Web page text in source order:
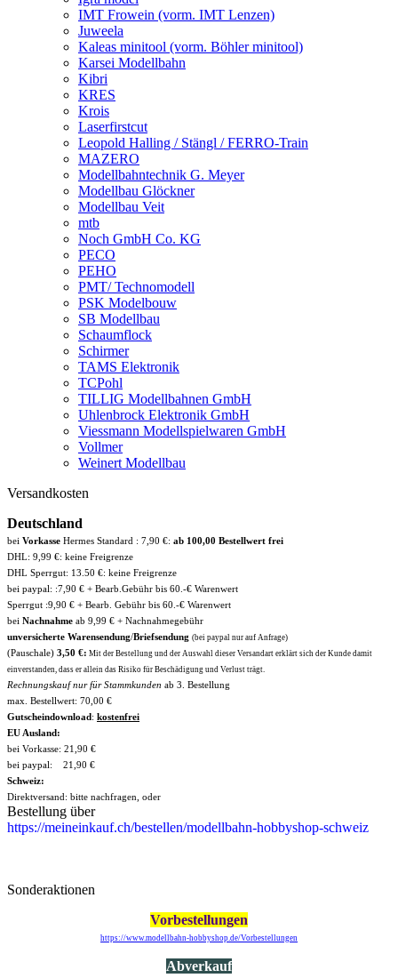
IMT Frowein (vorm. IMT Lenzen)
Juweela
Kaleas minitool (vorm. Böhler minitool)
Karsei Modellbahn
Kibri
KRES
Krois
Laserfirstcut
Leopold Halling / Stängl / FERRO-Train
MAZERO
Modellbahntechnik G. Meyer
Modellbau Glöckner
Modellbau Veit
mtb
Noch GmbH Co. KG
PECO
PEHO
PMT/ Technomodell
PSK Modelbouw
SB Modellbau
Schaumflock
Schirmer
TAMS Elektronik
TCPohl
TILLIG Modellbahnen GmbH
Uhlenbrock Elektronik GmbH
Viessmann Modellspielwaren GmbH
Vollmer
Weinert Modellbau
Versandkosten
Deutschland
bei Vorkasse Hermes Standard : 7,90 €: ab 100,00 Bestellwert frei
DHL: 9,99 €: keine Freigrenze
DHL Sperrgut: 13.50 €: keine Freigrenze
bei paypal: :7,90 € + Bearb.Gebühr bis 60.-€ Warenwert
Sperrgut :9,90 € + Bearb. Gebühr bis 60.-€ Warenwert
bei Nachnahme ab 9,99 € + Nachnahmegebühr
unversicherte Warensendung/Briefsendung (bei paypal nur auf Anfrage)
(Pauschale) 3,50 €: Mit der Bestellung und der Auswahl dieser Versandart erklärt sich der Kunde damit
einverstanden, dass er allein das Risiko für Beschädigung und Verlust trägt.
Rechnungskauf nur für Stammkunden ab 3. Bestellung
max. Bestellwert: 70,00 €
Gutscheindownload: kostenfrei
EU Ausland:
bei Vorkasse: 21,90 €
bei paypal: 21,90 €
Schweiz:
Direktversand: bitte nachfragen, oder
Bestellung über
https://meineinkauf.ch/bestellen/modellbahn-hobbyshop-schweiz
Sonderaktionen
Vorbestellungen
https://www.modellbahn-hobbyshop.de/Vorbestellungen
Abverkauf